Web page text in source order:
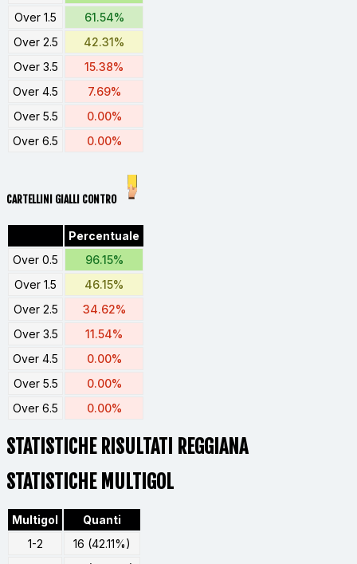
Over 1.5
61.54%
Over 2.5
42.31%
Over 3.5
15.38%
Over 4.5
7.69%
Over 5.5
0.00%
Over 6.5
0.00%
CARTELLINI GIALLI CONTRO
Percentuale
Over 0.5
96.15%
Over 1.5
46.15%
Over 2.5
34.62%
Over 3.5
11.54%
Over 4.5
0.00%
Over 5.5
0.00%
Over 6.5
0.00%
STATISTICHE RISULTATI REGGIANA
STATISTICHE MULTIGOL
Multigol
Quanti
1-2
16 (42.11%)